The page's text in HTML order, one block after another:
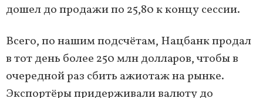
дошел до продажи по 25,80 к концу сессии.
Всего, по нашим подсчётам, Нацбанк продал
в тот день более 250 млн долларов, чтобы в
очередной раз сбить ажиотаж на рынке.
Экспортёры придерживали валюту до